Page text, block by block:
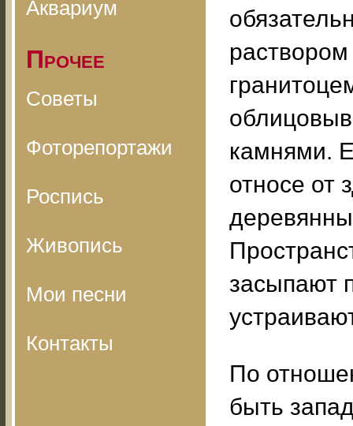
Аквариум
Прочее
Советы
Фоторепортажи
Роспись
Живопись
Мои песни
Контакты
камнями.
относе от
засыпают
По
быть